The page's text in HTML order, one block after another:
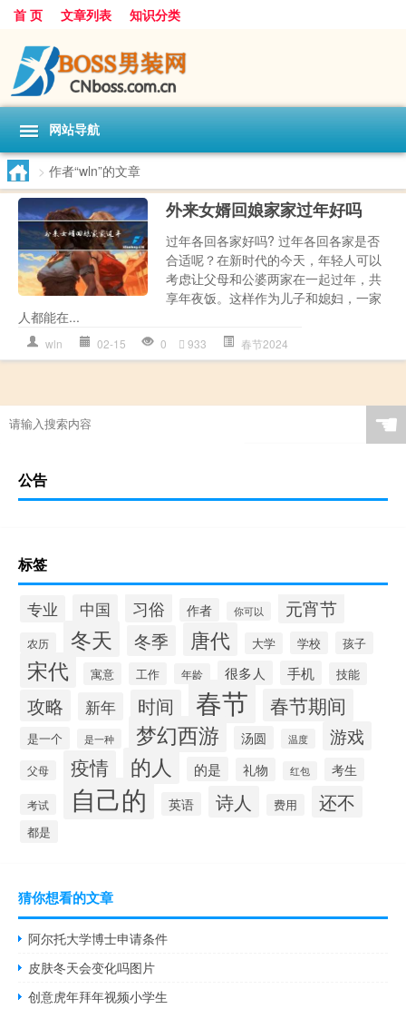
首 页 文章列表 知识分类
网站导航
> 作者“wln”的文章
外来女婿回娘家家过年好吗
过年各回各家好吗? 过年各回各家是否
合适呢？在新时代的今天，年轻人可以
考虑让父母和公婆两家在一起过年，共
享年夜饭。这样作为儿子和媳妇，一家
人都能在...
wln 02-15 0 933 春节2024
☚
公告
标签
专业 中国 习俗 作者 你可以 元宵节
农历 冬天 冬季 唐代 大学 学校 孩子
宋代 寓意 工作 年龄 很多人 手机 技能
攻略 新年 时间 春节 春节期间
是一个 是一种 梦幻西游 汤圆 温度 游戏
父母 疫情 的人 的是 礼物 红包 考生
考试 自己的 英语 诗人 费用 还不
都是
猜你想看的文章
阿尔托大学博士申请条件
皮肤冬天会变化吗图片
创意虎年拜年视频小学生